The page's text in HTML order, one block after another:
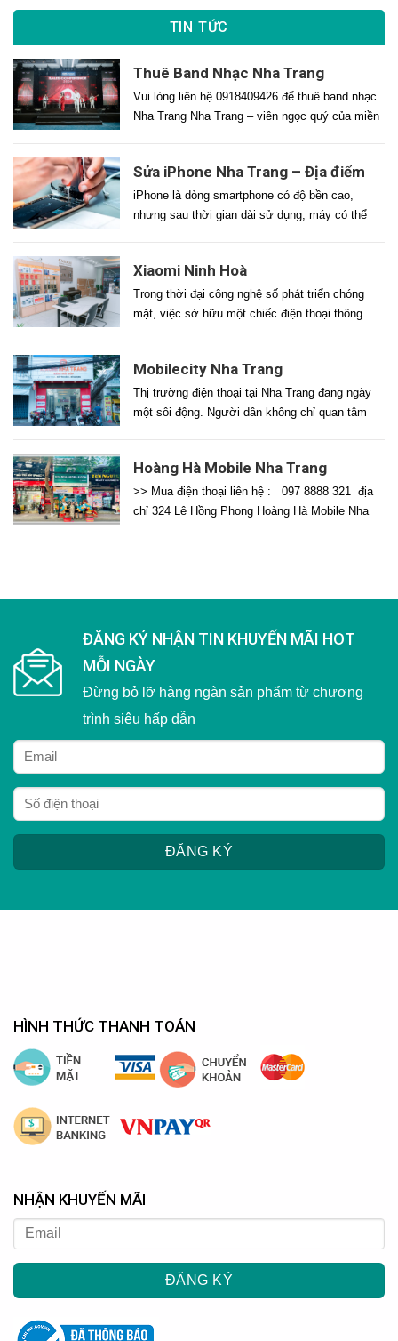
TIN TỨC
Thuê Band Nhạc Nha Trang
Vui lòng liên hệ 0918409426 để thuê band nhạc
Nha Trang Nha Trang – viên ngọc quý của miền
hàng ngàn sự kiện mỗi năm: từ tiệc cưới lãng
mạn bên bờ biển, gala dinner sang trọng […]
Sửa iPhone Nha Trang – Địa điểm
sửa iphone uy tín
iPhone là dòng smartphone có độ bền cao,
nhưng sau thời gian dài sử dụng, máy có thể
Nha Trang, nhu cầu sửa iPhone ngày càng tăng
cao, kéo theo thị trường sửa chữa cực […]
Xiaomi Ninh Hoà
Trong thời đại công nghệ số phát triển chóng
mặt, việc sở hữu một chiếc điện thoại thông
đang tìm kiếm một địa chỉ uy tín chuyên về điện
thoại Xiaomi xách tay tại Ninh Hòa, […]
Mobilecity Nha Trang
Thị trường điện thoại tại Nha Trang đang ngày
một sôi động. Người dân không chỉ quan tâm
từ Nhật, Hàn, Mỹ – những sản phẩm thường có
mặt tại các hệ thống lớn như Mobilecity. Tuy
[…]
Hoàng Hà Mobile Nha Trang
>> Mua điện thoại liên hệ : 097 8888 321 địa
chỉ 324 Lê Hồng Phong Hoàng Hà Mobile Nha
ĐĂNG KÝ NHẬN TIN KHUYẾN MÃI HOT
MỖI NGÀY
Đừng bỏ lỡ hàng ngàn sản phẩm từ chương
trình siêu hấp dẫn
HÌNH THỨC THANH TOÁN
NHẬN KHUYẾN MÃI